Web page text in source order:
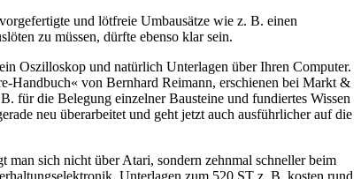
und lötfreie Umbausätze wie z. B. einen
zu müssen, dürfte ebenso klar sein.
Oszilloskop und natürlich Unterlagen über Ihren Computer.
Handbuch« von Bernhard Reimann, erschienen bei Markt &
für die Belegung einzelner Bausteine und fundiertes Wissen
neu überarbeitet und geht jetzt auch ausführlicher auf die
sich nicht über Atari, sondern zehnmal schneller beim
Unterlagen zum 520 ST z. B. kosten rund